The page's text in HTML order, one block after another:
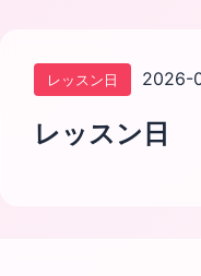
レッスン日 2026-
レッスン日